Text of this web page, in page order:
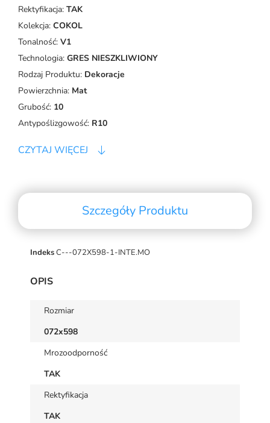
Rektyfikacja: TAK
Kolekcja: COKOL
Tonalność: V1
Technologia: GRES NIESZKLIWIONY
Rodzaj Produktu: Dekoracje
Powierzchnia: Mat
Grubość: 10
Antypoślizgowość: R10
CZYTAJ WIĘCEJ
Szczegóły Produktu
IndeksC---072X598-1-INTE.MO
OPIS
Rozmiar
072x598
Mrozoodporność
TAK
Rektyfikacja
TAK